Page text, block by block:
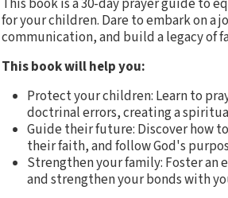
This book is a 30-day prayer guide to
for your children. Dare to embark on a
communication, and build a legacy of
This book will help you:
Protect your children: Learn to
doctrinal errors, creating a
Guide their future: Discover how
their faith, and follow God's
Strengthen your family: Foster an
and strengthen your bonds with